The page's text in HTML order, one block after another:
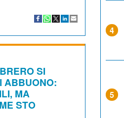
SI
ABBUONO:
MA
STO
4
5